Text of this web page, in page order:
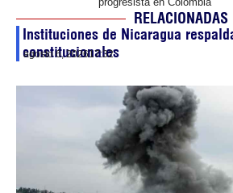
RELACIONADAS
Instituciones de Nicaragua
constitucionales
agosto 6, 202617:32